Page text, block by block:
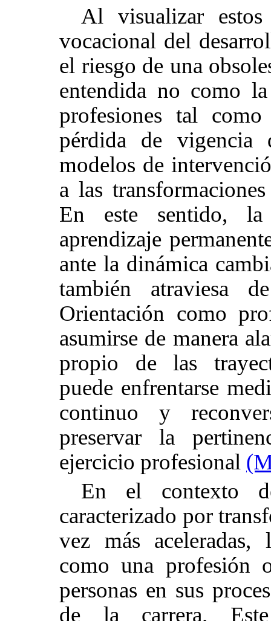
Al visualizar
vocacional del
el riesgo de una
entendida no como
profesiones tal
pérdida de vigencia
modelos de
a las
En este sentido,
aprendizaje
ante la dinámica
también atraviesa
Orientación como
asumirse de manera
propio de las
puede enfrentarse
continuo y
preservar la
ejercicio profesional
En el contexto
caracterizado por
vez más
como una profesión
personas en sus
de la carrera. Este